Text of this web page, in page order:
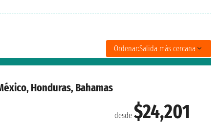
Ordenar:Salida más cercana
Honduras, Bahamas
desde$24,201